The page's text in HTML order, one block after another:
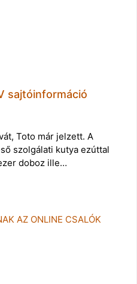
sajtóinformáció
Toto már jelzett. A
szolgálati kutya ezúttal
doboz ille…